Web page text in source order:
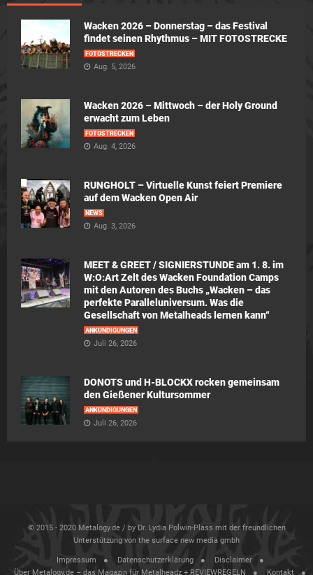
Wacken 2026 – Donnerstag – das Festival
findet seinen Rhythmus – MIT FOTOSTRECKE
FOTOSTRECKEN
Aug. 5, 2026
Wacken 2026 – Mittwoch – der Holy Ground
erwacht zum Leben
FOTOSTRECKEN
Aug. 4, 2026
RUNGHOLT – Virtuelle Kunst feiert Premiere
auf dem Wacken Open Air
NEWS
Aug. 3, 2026
MEET & GREET / SIGNIERSTUNDE am 1. 8. im
W:O:Art Zelt des Wacken Foundation Camps
mit den Autoren des Buchs „Wacken – das
perfekte Paralleluniversum. Was die
Gesellschaft von Metalheads lernen kann“
ANKÜNDIGUNGEN
Juli 26, 2026
DONOTS und H-BLOCKX rocken gemeinsam
den Gießener Kultursommer
ANKÜNDIGUNGEN
Juli 26, 2026
© 2015 - 2020 Metalogy.de / by Dr. Lydia Polwin-Plass mit der freundlichen
Unterstützung von the surface new media gmbh
Impressum Datenschutzerklärung
Disclaimer
Über Metalogy.de – das Magazin für Metalheadz + REVIEWREGELN
Kontakt